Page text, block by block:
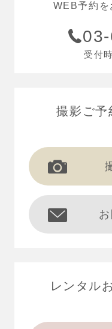
WEB予約を
受付
撮影ご予
レンタル